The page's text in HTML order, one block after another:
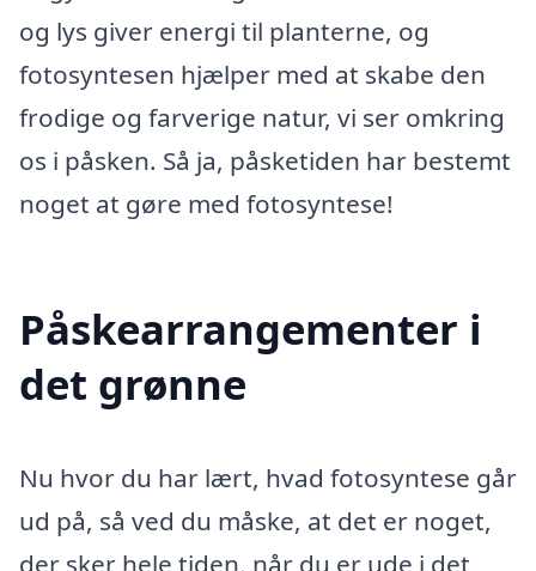
og lys giver energi til planterne, og
fotosyntesen hjælper med at skabe den
frodige og farverige natur, vi ser omkring
os i påsken. Så ja, påsketiden har bestemt
noget at gøre med fotosyntese!
Påskearrangementer i
det grønne
Nu hvor du har lært, hvad fotosyntese går
ud på, så ved du måske, at det er noget,
der sker hele tiden, når du er ude i det